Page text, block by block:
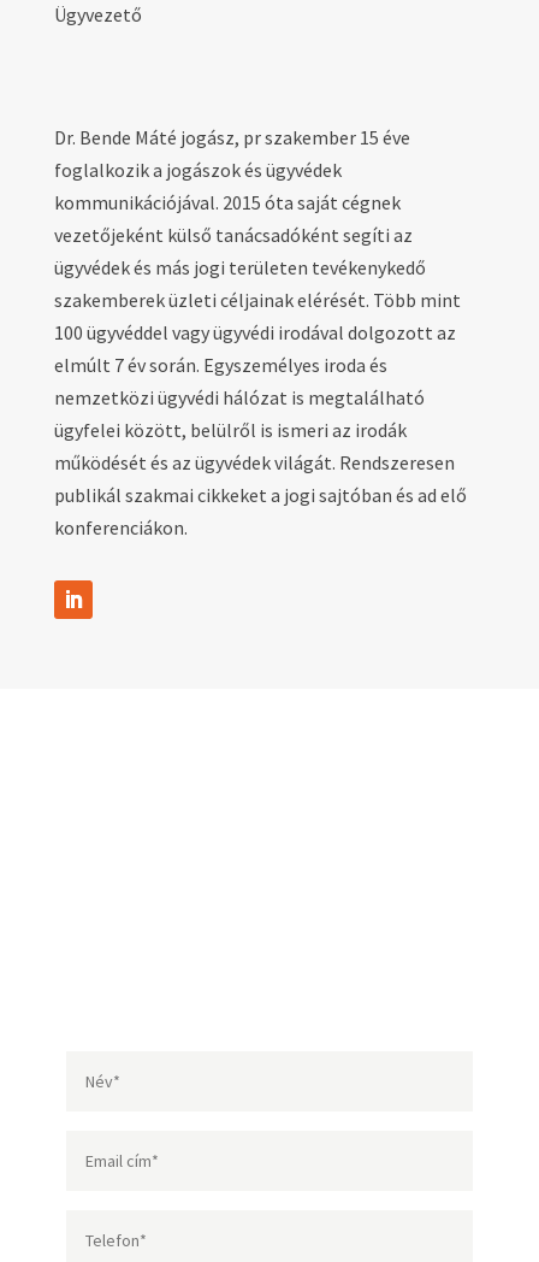
Ügyvezető
Dr. Bende Máté jogász, pr szakember 15 éve
foglalkozik a jogászok és ügyvédek
kommunikációjával. 2015 óta saját cégnek
vezetőjeként külső tanácsadóként segíti az
ügyvédek és más jogi területen tevékenykedő
szakemberek üzleti céljainak elérését. Több mint
100 ügyvéddel vagy ügyvédi irodával dolgozott az
elmúlt 7 év során. Egyszemélyes iroda és
nemzetközi ügyvédi hálózat is megtalálható
ügyfelei között, belülről is ismeri az irodák
működését és az ügyvédek világát. Rendszeresen
publikál szakmai cikkeket a jogi sajtóban és ad elő
konferenciákon.